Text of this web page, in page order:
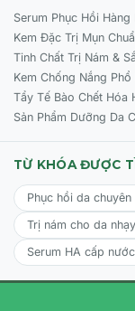
Serum Phục Hồi Hàng
Kem Đặc Trị Mụn
Tinh Chất Trị Nám &
Kem Chống Nắng
Tẩy Tế Bào Chết Hóa
Sản Phẩm Dưỡng Da
TỪ KHÓA ĐƯỢC
Phục hồi da chuyên
Trị nám cho da
Serum HA cấp nước